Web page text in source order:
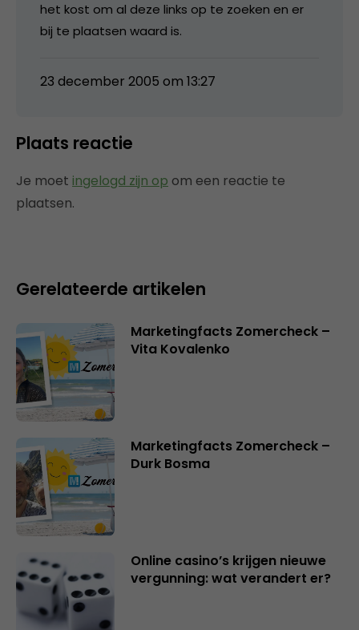
het kost om al deze links op te zoeken en er
bij te plaatsen waard is.
23 december 2005 om 13:27
Plaats reactie
Je moet ingelogd zijn op om een reactie te
plaatsen.
Gerelateerde artikelen
Marketingfacts Zomercheck –
Vita Kovalenko
Marketingfacts Zomercheck –
Durk Bosma
Online casino’s krijgen nieuwe
vergunning: wat verandert er?